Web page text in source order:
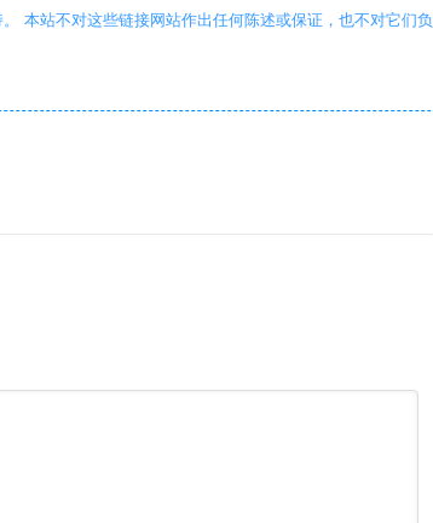
本站不对这些链接网站作出任何陈述或保证，也不对它们负